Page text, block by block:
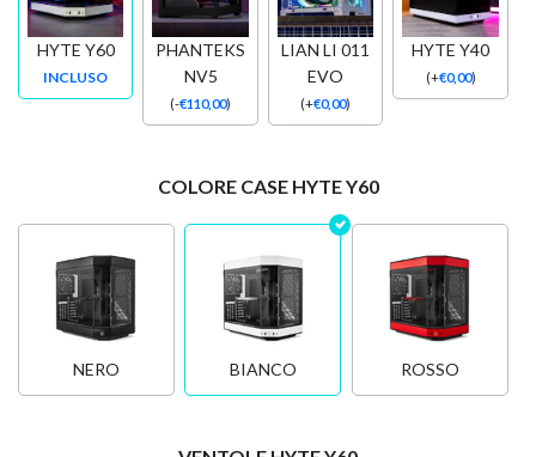
HYTE Y60
INCLUSO
PHANTEKS
NV5
(-€110,00)
LIAN LI 011
EVO
(+€0,00)
HYTE Y40
(+€0,00)
COLORE CASE HYTE Y60
NERO BIANCO ROSSO